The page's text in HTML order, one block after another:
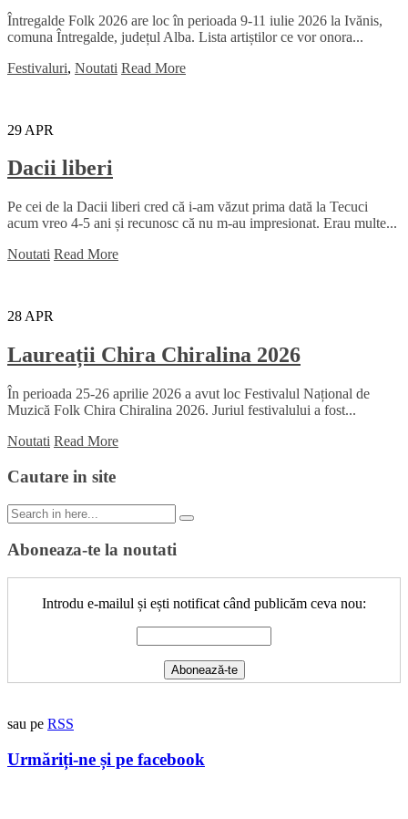
Întregalde Folk 2026 are loc în perioada 9-11 iulie 2026 la Ivănis,
comuna Întregalde, județul Alba. Lista artiștilor ce vor onora...
Festivaluri, Noutati Read More
29 APR
Dacii liberi
Pe cei de la Dacii liberi cred că i-am văzut prima dată la Tecuci
acum vreo 4-5 ani și recunosc că nu m-au impresionat. Erau multe...
Noutati Read More
28 APR
Laureații Chira Chiralina 2026
În perioada 25-26 aprilie 2026 a avut loc Festivalul Național de
Muzică Folk Chira Chiralina 2026. Juriul festivalului a fost...
Noutati Read More
Cautare in site
Search
for:
Aboneaza-te la noutati
Introdu e-mailul și ești notificat când publicăm ceva nou:
sau pe RSS
Urmăriți-ne și pe facebook